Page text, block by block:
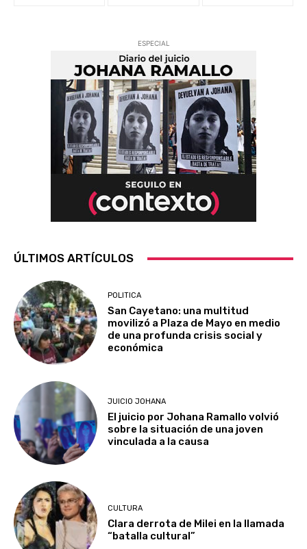
ESPECIAL
ÚLTIMOS ARTÍCULOS
POLITICA
San Cayetano: una multitud
movilizó a Plaza de Mayo en medio
de una profunda crisis social y
económica
JUICIO JOHANA
El juicio por Johana Ramallo volvió
sobre la situación de una joven
vinculada a la causa
CULTURA
Clara derrota de Milei en la llamada
“batalla cultural”